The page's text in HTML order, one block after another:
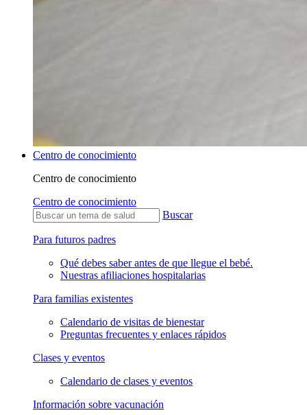
Centro de conocimiento
Centro de conocimiento
Centro de conocimiento
Buscar
Para futuros padres
Qué debes saber antes de que llegue el bebé.
Nuestras afiliaciones hospitalarias
Para familias existentes
Calendario de visitas de bienestar
Preguntas frecuentes y enlaces rápidos
Clases y eventos
Calendario de clases y eventos
Información sobre vacunación